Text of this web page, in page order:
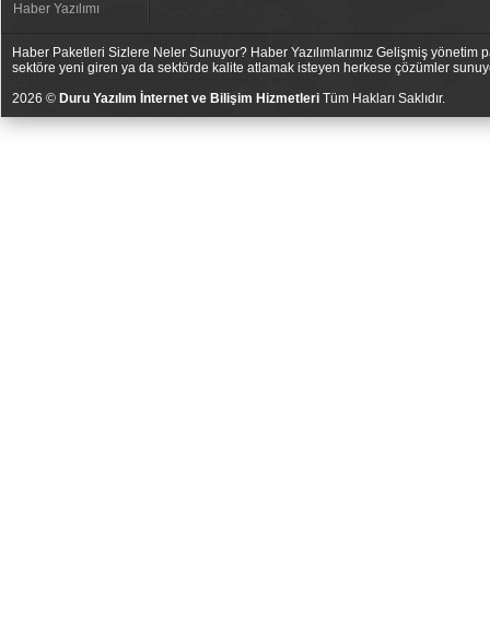
Haber Yazılımı
Haber Paketleri Sizlere Neler Sunuyor? Haber Yazılımlarımız Gelişmiş
sektöre yeni giren ya da sektörde kalite atlamak isteyen herkese çözümler
2026 © Duru Yazılım İnternet ve Bilişim Hizmetleri Tüm Hakları Saklıdır.